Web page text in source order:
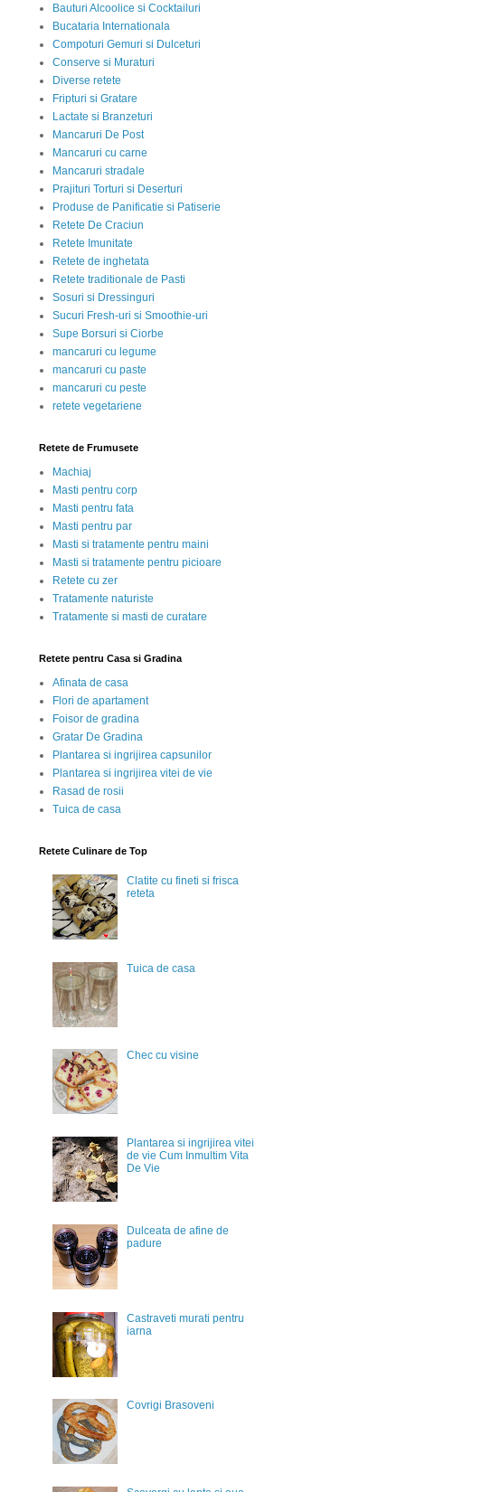
Bauturi Alcoolice si Cocktailuri
Bucataria Internationala
Compoturi Gemuri si Dulceturi
Conserve si Muraturi
Diverse retete
Fripturi si Gratare
Lactate si Branzeturi
Mancaruri De Post
Mancaruri cu carne
Mancaruri stradale
Prajituri Torturi si Deserturi
Produse de Panificatie si Patiserie
Retete De Craciun
Retete Imunitate
Retete de inghetata
Retete traditionale de Pasti
Sosuri si Dressinguri
Sucuri Fresh-uri si Smoothie-uri
Supe Borsuri si Ciorbe
mancaruri cu legume
mancaruri cu paste
mancaruri cu peste
retete vegetariene
Retete de Frumusete
Machiaj
Masti pentru corp
Masti pentru fata
Masti pentru par
Masti si tratamente pentru maini
Masti si tratamente pentru picioare
Retete cu zer
Tratamente naturiste
Tratamente si masti de curatare
Retete pentru Casa si Gradina
Afinata de casa
Flori de apartament
Foisor de gradina
Gratar De Gradina
Plantarea si ingrijirea capsunilor
Plantarea si ingrijirea vitei de vie
Rasad de rosii
Tuica de casa
Retete Culinare de Top
Clatite cu fineti si frisca
reteta
Tuica de casa
Chec cu visine
Plantarea si ingrijirea vitei
de vie Cum Inmultim Vita
De Vie
Dulceata de afine de
padure
Castraveti murati pentru
iarna
Covrigi Brasoveni